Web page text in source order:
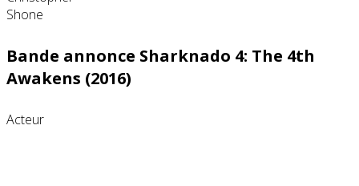
Bande annonce Sharknado 4: The 4th
Awakens (2016)
Acteur